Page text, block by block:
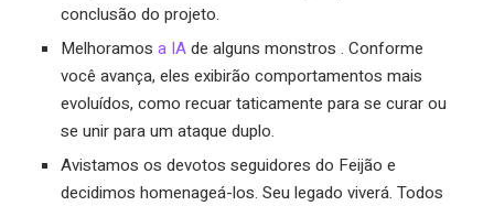
conclusão do projeto.
Melhoramos a IAde alguns monstros . Conforme
você avança, eles exibirão comportamentos mais
evoluídos, como recuar taticamente para se curar ou
se unir para um ataque duplo.
Avistamos os devotos seguidores do Feijão e
decidimos homenageá-los. Seu legado viverá. Todos